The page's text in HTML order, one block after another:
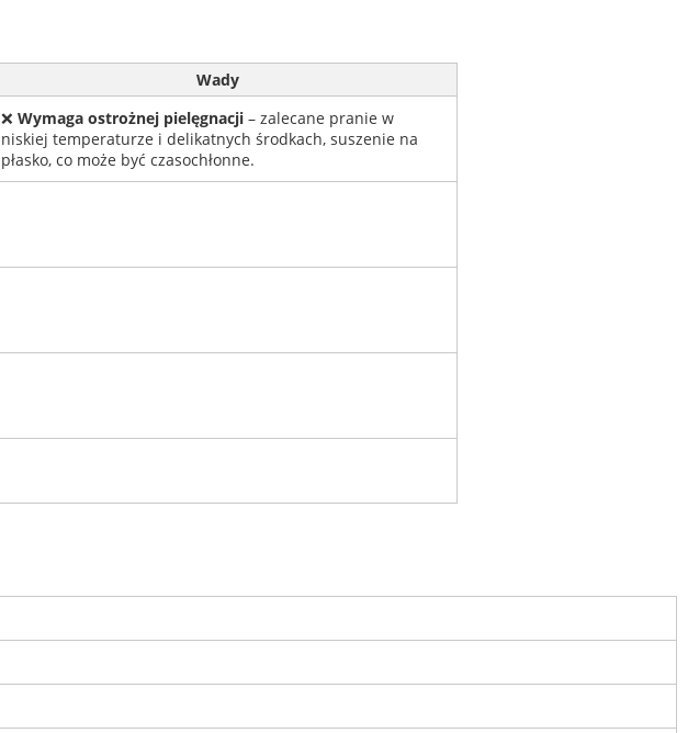
Wady
❌ Wymaga ostrożnej pielęgnacji– zalecane pranie w
niskiej temperaturze i delikatnych środkach, suszenie na
płasko, co może być czasochłonne.